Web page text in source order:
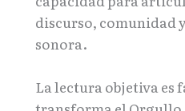
discurso, comunidad
sonora.
La lectura objetiva es